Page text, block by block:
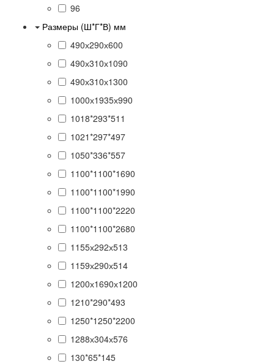
96
Размеры (Ш*Г*В) мм
490х290х600
490х310х1090
490х310х1300
1000х1935х990
1018*293*511
1021*297*497
1050*336*557
1100*1100*1690
1100*1100*1990
1100*1100*2220
1100*1100*2680
1155х292х513
1159х290х514
1200х1690х1200
1210*290*493
1250*1250*2200
1288х304х576
130*65*145